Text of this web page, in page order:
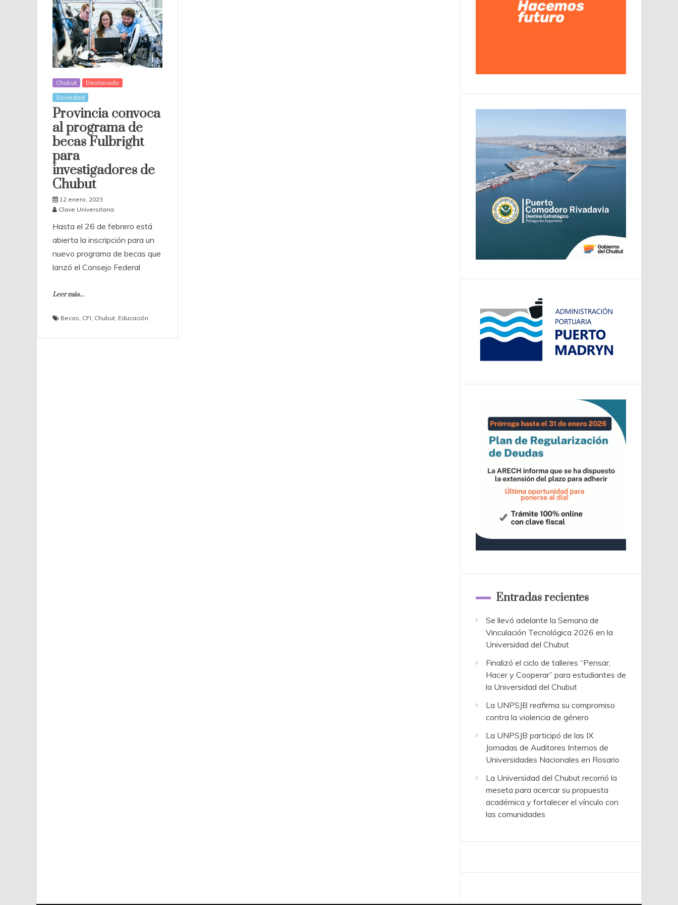
Chubut
Destacado
Sociedad
Provincia convoca
al programa de
becas Fulbright
para
investigadores de
Chubut
12 enero, 2023
Clave Universitaria
Hasta el 26 de febrero está
abierta la inscripción para un
nuevo programa de becas que
lanzó el Consejo Federal
Leer más...
Becas, CFI, Chubut, Educación
Entradas recientes
Se llevó adelante la Semana de
Vinculación Tecnológica 2026 en la
Universidad del Chubut
Finalizó el ciclo de talleres “Pensar,
Hacer y Cooperar” para estudiantes de
la Universidad del Chubut
La UNPSJB reafirma su compromiso
contra la violencia de género
La UNPSJB participó de las IX
Jornadas de Auditores Internos de
Universidades Nacionales en Rosario
La Universidad del Chubut recorrió la
meseta para acercar su propuesta
académica y fortalecer el vínculo con
las comunidades